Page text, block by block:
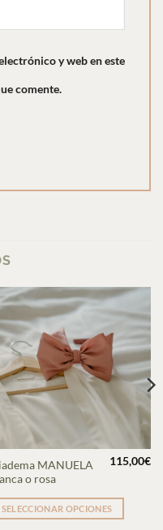
y web en este
comente.
MANUELA
o rosa
115,00€
SELECCIONAR OPCIONES